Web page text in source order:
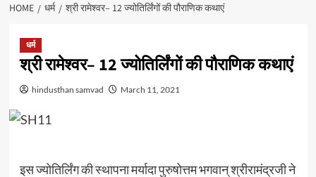
HOME धर्म श्री रामेश्वर– 12 ज्योतिर्लिंगों की पौराणिक कथाएं
धर्म
श्री रामेश्वर– 12 ज्योतिर्लिंगों की पौराणिक कथाएं
hindusthan samvad March 11, 2021
इस ज्योतिर्लिंग की स्थापना मर्यादा पुरुषोत्तम भगवान्‌ श्रीरामंद्रजी ने